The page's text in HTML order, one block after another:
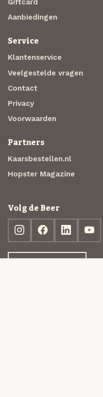
Giftcard
Aanbiedingen
Service
Klantenservice
Veelgestelde vragen
Contact
Privacy
Voorwaarden
Partners
Kaarsbestellen.nl
Hopster Magazine
Volg de Beer